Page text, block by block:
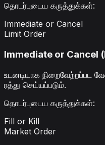
தொடர்புடைய கருத்துக்கள்:
Immediate or Cancel
Limit Order
Immediate or Cancel
உடனடியாக நிறைவேற்றப்பட
ரத்து செய்யப்படும்.
தொடர்புடைய கருத்துக்கள்:
Fill or Kill
Market Order